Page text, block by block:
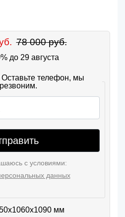
78 000 руб.
до 29 августа
телефон, мы
с условиями:
данных
мм